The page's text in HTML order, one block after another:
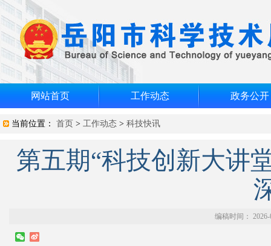
网站首页 工作动态 政务公开
当前位置： 首页 > 工作动态 > 科技快讯
第五期“科技创新大讲
编稿时间：